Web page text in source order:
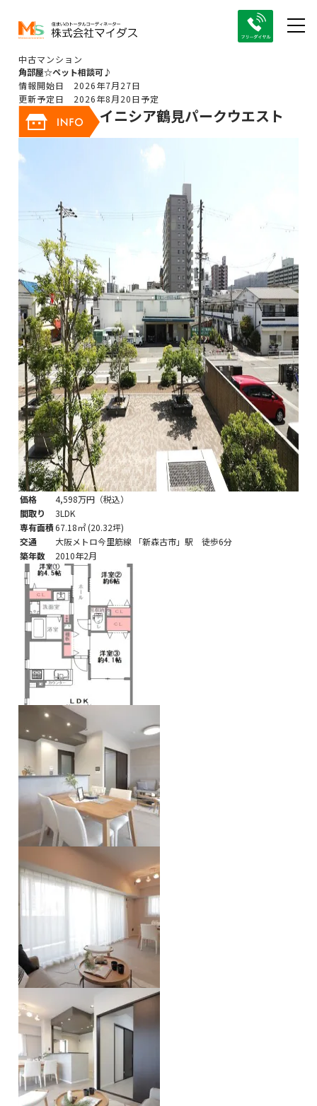
中古マンション
角部屋☆ペット相談可♪
情報開始日 2026年7月27日
更新予定日 2026年8月20日予定
イニシア鶴見パークウエスト
価格 4,598万円 （税込）
間取り
3LDK
専有面積67.18㎡ (20.32坪)
交通
大阪メトロ今里筋線 「新森古市」駅 徒歩6分
築年数
2010年2月